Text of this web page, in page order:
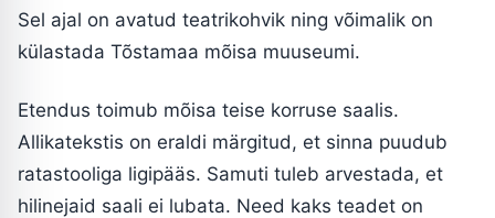
Sel ajal on avatud teatrikohvik ning võimalik on
külastada Tõstamaa mõisa muuseumi.
Etendus toimub mõisa teise korruse saalis.
Allikatekstis on eraldi märgitud, et sinna puudub
ratastooliga ligipääs. Samuti tuleb arvestada, et
hilinejaid saali ei lubata. Need kaks teadet on